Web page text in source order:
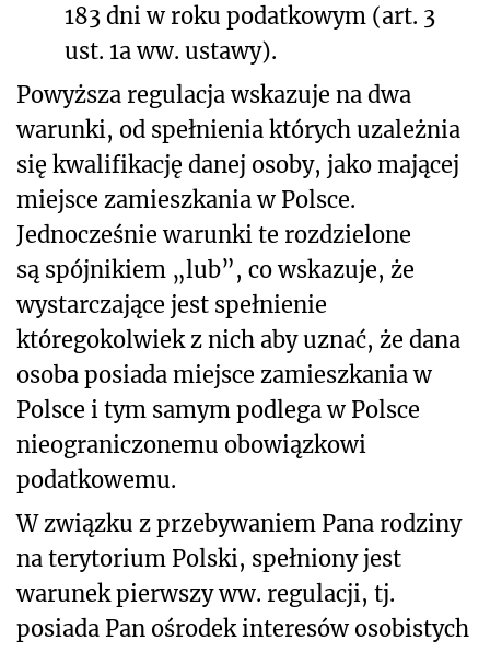
183 dni w roku podatkowym (art. 3
ust. 1a ww. ustawy).
Powyższa regulacja wskazuje na dwa
warunki, od spełnienia których uzależnia
się kwalifikację danej osoby, jako mającej
miejsce zamieszkania w Polsce.
Jednocześnie warunki te rozdzielone
są spójnikiem „lub”, co wskazuje, że
wystarczające jest spełnienie
któregokolwiek z nich aby uznać, że dana
osoba posiada miejsce zamieszkania w
Polsce i tym samym podlega w Polsce
nieograniczonemu obowiązkowi
podatkowemu.
W związku z przebywaniem Pana rodziny
na terytorium Polski, spełniony jest
warunek pierwszy ww. regulacji, tj.
posiada Pan ośrodek interesów osobistych